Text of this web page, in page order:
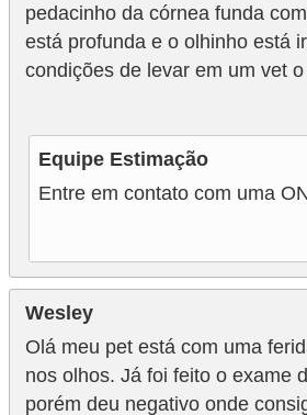
pedacinho da córnea funda
está profunda e o olhinho está
condições de levar em um vet
Equipe Estimação
Entre em contato com uma
Wesley
Olá meu pet está com uma
nos olhos. Já foi feito o exame
porém deu negativo onde